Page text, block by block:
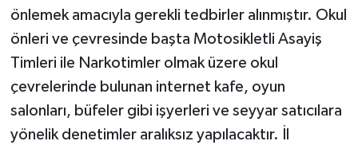
önlemek amacıyla gerekli tedbirler alınmıştır. Okul
önleri ve çevresinde başta Motosikletli Asayiş
Timleri ile Narkotimler olmak üzere okul
çevrelerinde bulunan internet kafe, oyun
salonları, büfeler gibi işyerleri ve seyyar satıcılara
yönelik denetimler aralıksız yapılacaktır. İl